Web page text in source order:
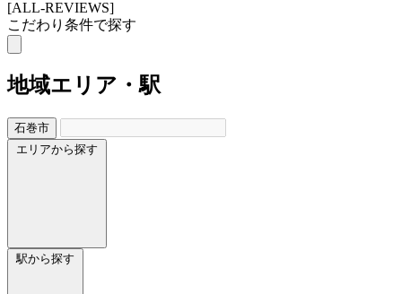
[ALL-REVIEWS]
こだわり条件で探す
地域エリア・駅
石巻市
エリアから探す
駅から探す